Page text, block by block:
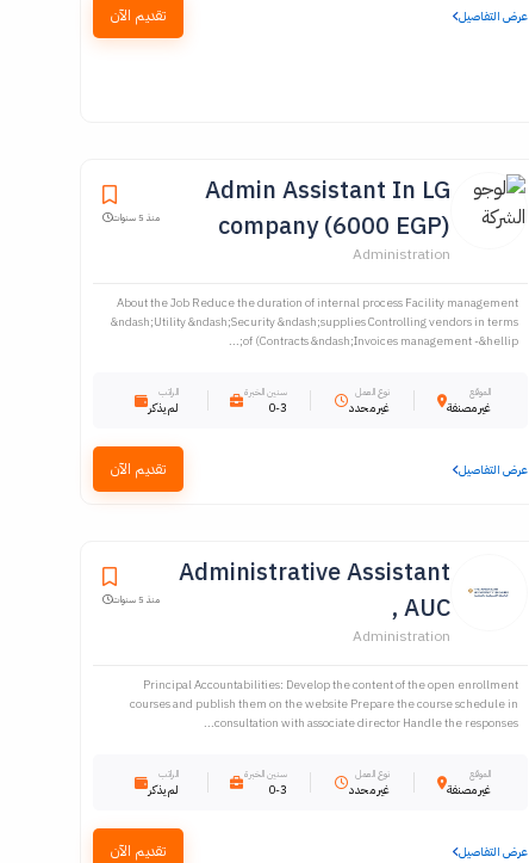
عرض التفاصيل تقديم الآن
Admin Assistant In LG
company (6000 EGP)
Administration
منذ 5 سنوات
About the Job Reduce the duration of internal process Facility management
&ndash;Utility &ndash;Security &ndash;supplies Controlling vendors in terms
of (Contracts &ndash;Invoices management -&hellip;...
الموقع
غير مصنفة
نوع العمل
غير محدد
سنين الخبرة
0-3
الراتب
لم يذكر
عرض التفاصيل تقديم الآن
Administrative Assistant
, AUC
Administration
منذ 5 سنوات
Principal Accountabilities: Develop the content of the open enrollment
courses and publish them on the website Prepare the course schedule in
consultation with associate director Handle the responses...
الموقع
غير مصنفة
نوع العمل
غير محدد
سنين الخبرة
0-3
الراتب
لم يذكر
عرض التفاصيل تقديم الآن